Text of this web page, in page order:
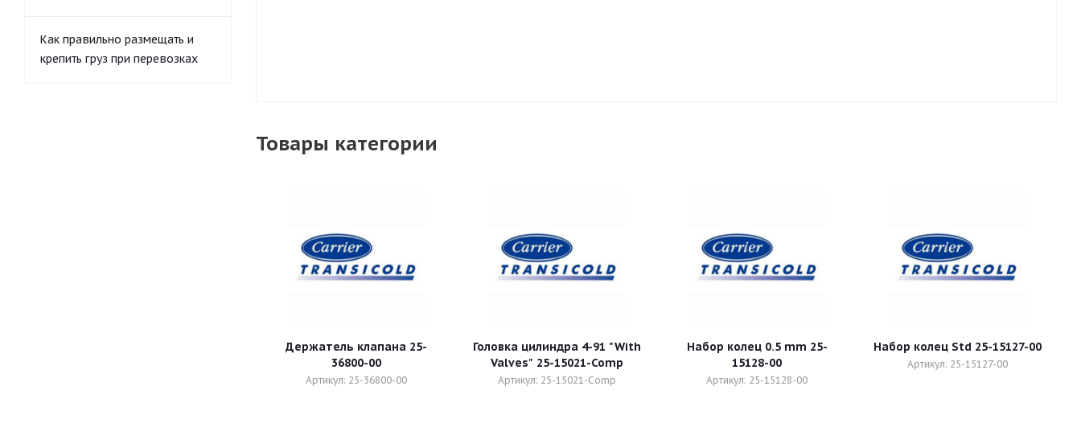
Товары категории
Держатель клапана 25-
36800-00
Артикул: 25-36800-00
Головка цилиндра 4-91 "With
Valves" 25-15021-Comp
Артикул: 25-15021-Comp
Набор колец 0.5 mm 25-
15128-00
Артикул: 25-15128-00
Набор колец Std 25-15127-00
Артикул: 25-15127-00
Как правильно размещать и
крепить груз при перевозках